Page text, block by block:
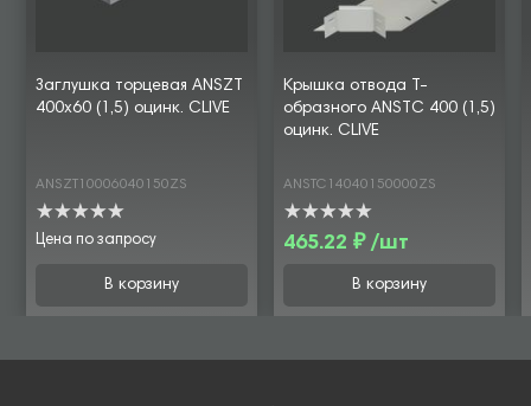
Заглушка торцевая ANSZT
400х60 (1,5) оцинк. CLIVE
ANSZT10006040150ZS
Цена по запросу
В корзину
Крышка отвода Т-
образного ANSTC 400 (1,5)
оцинк. CLIVE
ANSTC14040150000ZS
465.22 ₽ /шт
В корзину